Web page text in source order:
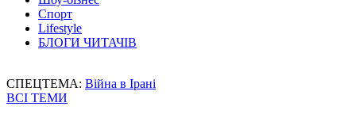
Спорт
Lifestyle
БЛОГИ ЧИТАЧІВ
СПЕЦТЕМА: Війна в Ірані
ВСІ ТЕМИ